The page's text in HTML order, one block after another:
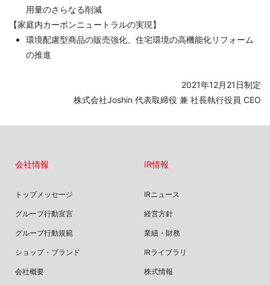
用量のさらなる削減
【家庭内カーボンニュートラルの実現】
環境配慮型商品の販売強化、住宅環境の高機能化リフォーム
の推進
2021年12月21日制定
株式会社Joshin 代表取締役 兼 社長執行役員 CEO
会社情報
トップメッセージ
グループ行動宣言
グループ行動規範
ショップ・ブランド
会社概要
IR情報
IRニュース
経営方針
業績・財務
IRライブラリ
株式情報